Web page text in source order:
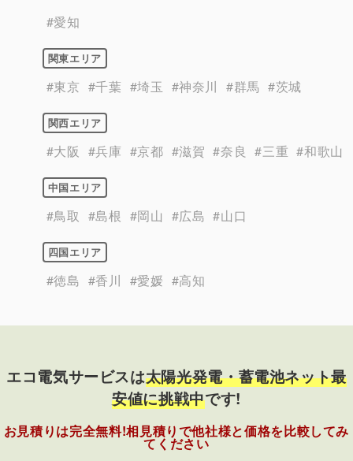
#愛知
関東エリア
#東京 #千葉 #埼玉 #神奈川 #群馬 #茨城
関西エリア
#大阪 #兵庫 #京都 #滋賀 #奈良 #三重 #和歌山
中国エリア
#鳥取 #島根 #岡山 #広島 #山口
四国エリア
#徳島 #香川 #愛媛 #高知
エコ電気サービスは太陽光発電・蓄電池ネット最
安値に挑戦中です!
お見積りは完全無料!相見積りで他社様と価格を比較してみ
てください